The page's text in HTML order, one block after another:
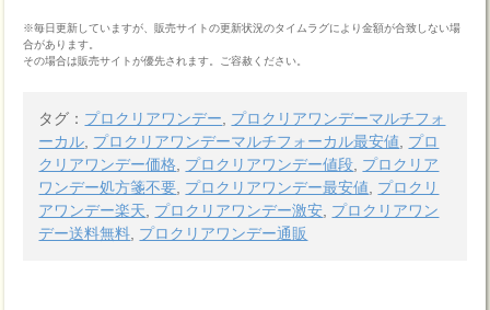
※毎日更新していますが、販売サイトの更新状況のタイムラグにより金額が合致しない場
合があります。
その場合は販売サイトが優先されます。ご容赦ください。
タグ： プロクリアワンデー
プロクリアワンデーマルチフォ
ーカル プロクリアワンデーマルチフォーカル最安値
プロ
クリアワンデー価格
プロクリアワンデー値段 プロクリア
ワンデー処方箋不要 プロクリアワンデー最安値
プロクリ
アワンデー楽天
プロクリアワンデー激安 プロクリアワン
デー送料無料 プロクリアワンデー通販